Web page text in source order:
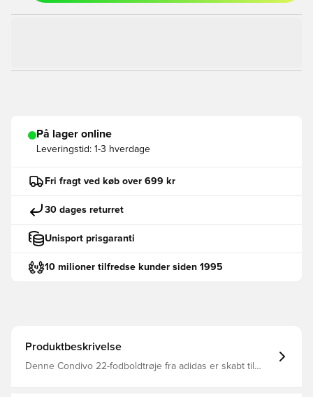
På lager online
Leveringstid: 1-3 hverdage
Fri fragt ved køb over 699 kr
30 dages returret
Unisport prisgaranti
10 milioner tilfredse kunder siden 1995
Produktbeskrivelse
Denne Condivo 22-fodboldtrøje fra adidas er skabt til